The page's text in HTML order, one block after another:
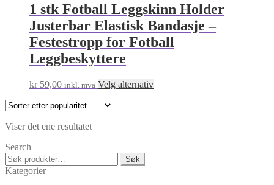
1 stk Fotball Leggskinn Holder
Justerbar Elastisk Bandasje –
Festestropp for Fotball
Leggbeskyttere
kr59,00 inkl. mva Velg alternativDette
Viser det ene resultatet
Search
Søk
etter:
Søk
Kategorier